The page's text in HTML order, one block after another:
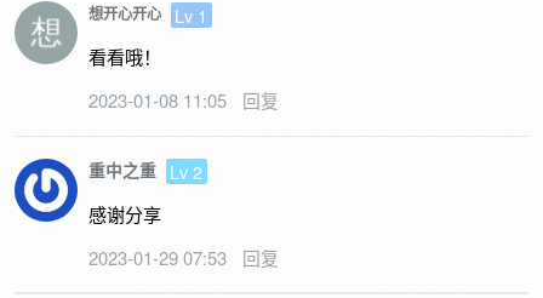
想开心开心
Lv 1
看看哦！
2023-01-08 11:05
回复
重中之重
Lv 2
感谢分享
2023-01-29 07:53
回复